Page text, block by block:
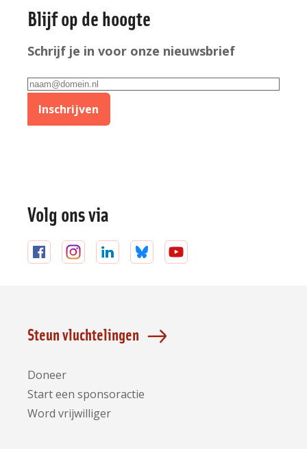
informatie
Blijf op de hoogte
Schrijf je in voor onze nieuwsbrief
E-
mailadres
Inschrijven
Volg ons via
Volg
Volg
Volg
Volg
Volg
Steun vluchtelingen
Doneer
Start een sponsoractie
Word vrijwilliger